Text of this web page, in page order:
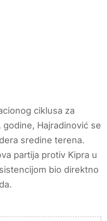
ciklusa za
Hajradinović se
sredine terena.
partija protiv Kipra u
bio direktno